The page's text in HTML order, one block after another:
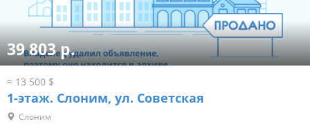
39 803 р.
≈ 13 500 $
1-этаж. Слоним, ул. Советская
Слоним